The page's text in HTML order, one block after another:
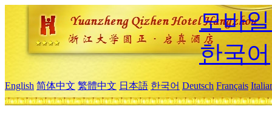
모바
한국어
English 简体中文 繁體中文 日本語 한국어 Deutsch Français